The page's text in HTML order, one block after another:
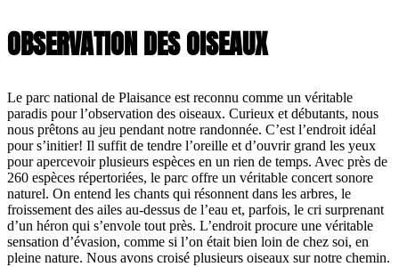
OBSERVATION DES OISEAUX
Le parc national de Plaisance est reconnu comme un véritable
paradis pour l’observation des oiseaux. Curieux et débutants, nous
nous prêtons au jeu pendant notre randonnée. C’est l’endroit idéal
pour s’initier! Il suffit de tendre l’oreille et d’ouvrir grand les yeux
pour apercevoir plusieurs espèces en un rien de temps. Avec près de
260 espèces répertoriées, le parc offre un véritable concert sonore
naturel. On entend les chants qui résonnent dans les arbres, le
froissement des ailes au-dessus de l’eau et, parfois, le cri surprenant
d’un héron qui s’envole tout près. L’endroit procure une véritable
sensation d’évasion, comme si l’on était bien loin de chez soi, en
pleine nature. Nous avons croisé plusieurs oiseaux sur notre chemin.